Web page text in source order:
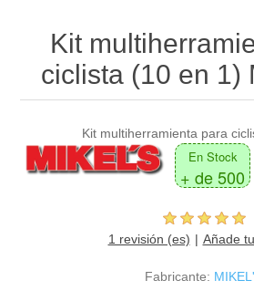
Kit
ciclista (10 en 1)
Kit multiherramienta para
En Stock
+ de 500
1 revisión (es) Añade
Fabricante: